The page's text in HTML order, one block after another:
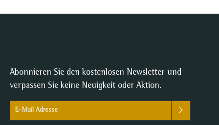
Abonnieren Sie den kostenlosen Newsletter und
verpassen Sie keine Neuigkeit oder Aktion.
E-Mail-Adresse*